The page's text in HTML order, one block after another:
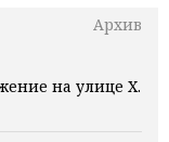
Архив
на улице Х.